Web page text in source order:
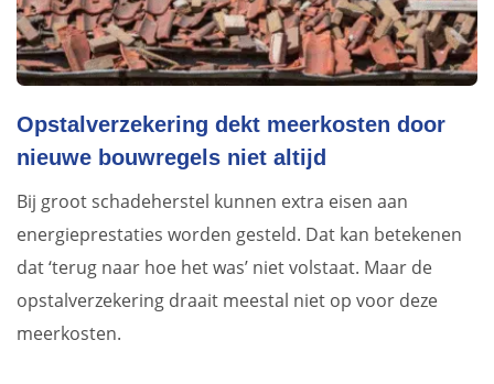
Opstalverzekering dekt meerkosten door
nieuwe bouwregels niet altijd
Bij groot schadeherstel kunnen extra eisen aan
energieprestaties worden gesteld. Dat kan betekenen
dat ‘terug naar hoe het was’ niet volstaat. Maar de
opstalverzekering draait meestal niet op voor deze
meerkosten.